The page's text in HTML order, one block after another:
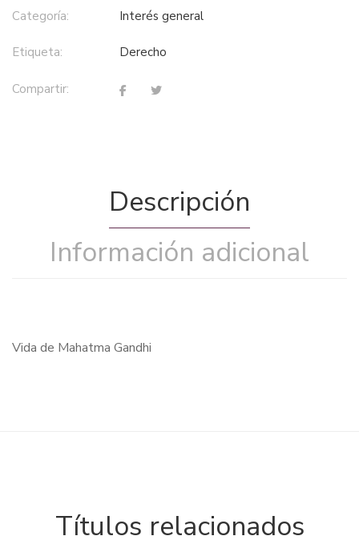
Categoría: interés general
Etiqueta: derecho
Compartir:
Descripción
Información adicional
Vida de Mahatma Gandhi
Títulos relacionados